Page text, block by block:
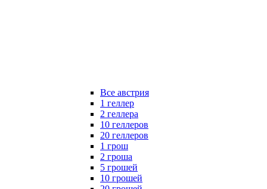
Все австрия
1 геллер
2 геллера
10 геллеров
20 геллеров
1 грош
2 гроша
5 грошей
10 грошей